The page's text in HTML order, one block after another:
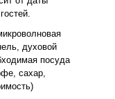
духовой
посуда
сахар,